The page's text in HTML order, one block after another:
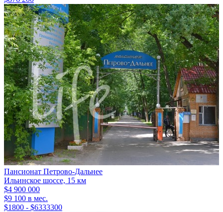
Пансионат Петрово-Дальнее
Ильинское шоссе, 15 км
$4 900 000
$9 100 в мес.
$1800 - $6333300